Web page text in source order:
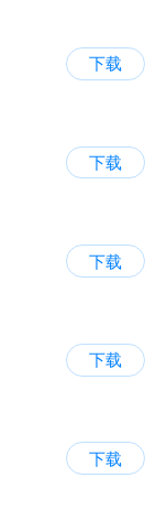
下载
下载
下载
下载
下载